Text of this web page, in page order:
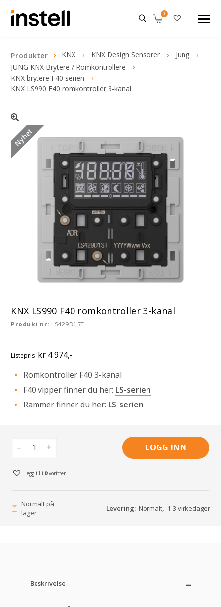
Produkter KNX KNX Design Sensorer
Jung
JUNG KNX Brytere / Romkontrollere
KNX brytere F40 serien
KNX LS990 F40 romkontroller 3-kanal
Nyhet
KNX LS990 F40 romkontroller 3-kanal
Produkt nr: LS429D1ST
Listepris kr 4 974,-
Romkontroller F40 3-kanal
F40 vipper finner du her: LS-serien
Rammer finner du her: LS-serien
– + LOGG INN
Legg til i favoritter
Normalt på
lager
Levering: Normalt, 1-3 virkedager
Beskrivelse